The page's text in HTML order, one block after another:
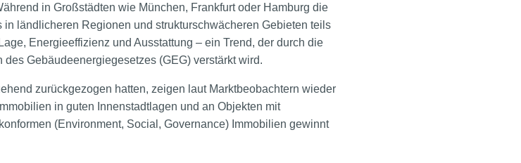
in Großstädten wie München, Frankfurt oder Hamburg die
ländlicheren Regionen und strukturschwächeren Gebieten teils
Energieeffizienz und Ausstattung – ein Trend, der durch die
Gebäudeenergiegesetzes (GEG) verstärkt wird.
zurückgezogen hatten, zeigen laut Marktbeobachtern wieder
in guten Innenstadtlagen und an Objekten mit
(Environment, Social, Governance) Immobilien gewinnt